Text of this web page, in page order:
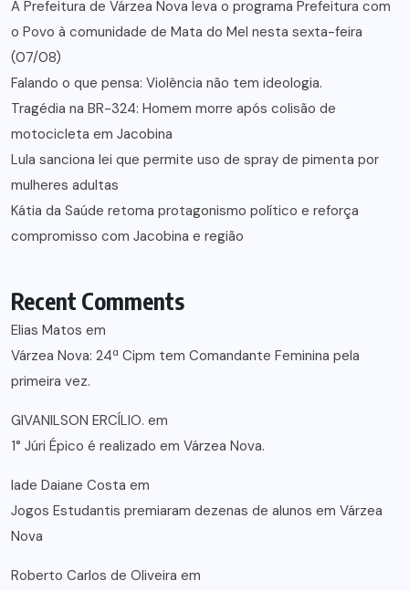
A Prefeitura de Várzea Nova leva o programa Prefeitura com
o Povo à comunidade de Mata do Mel nesta sexta-feira
(07/08)
Falando o que pensa: Violência não tem ideologia.
Tragédia na BR-324: Homem morre após colisão de
motocicleta em Jacobina
Lula sanciona lei que permite uso de spray de pimenta por
mulheres adultas
Kátia da Saúde retoma protagonismo político e reforça
compromisso com Jacobina e região
Recent Comments
Elias Matos em
Várzea Nova: 24ª Cipm tem Comandante Feminina pela
primeira vez.
GIVANILSON ERCÍLIO. em
1° Júri Épico é realizado em Várzea Nova.
lade Daiane Costa em
Jogos Estudantis premiaram dezenas de alunos em Várzea
Nova
Roberto Carlos de Oliveira em